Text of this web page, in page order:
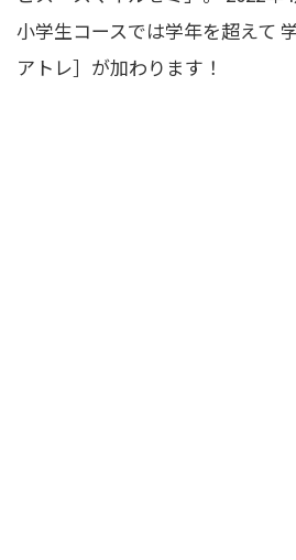
小学生コースでは学年を超えて
アトレ］が加わります！